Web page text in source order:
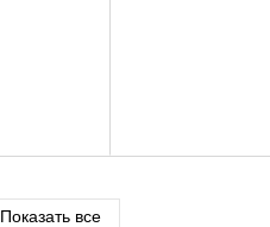
Показать все